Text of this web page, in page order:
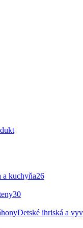
kuchyňa26
30
Detské ihriská a